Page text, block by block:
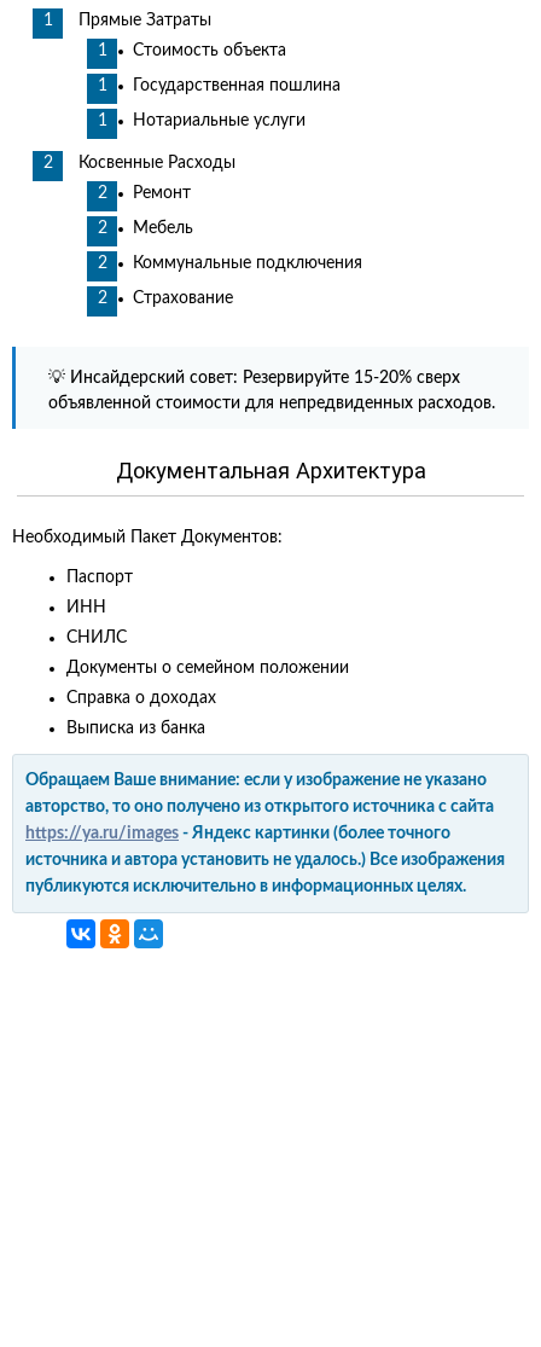
Прямые Затраты
Стоимость объекта
Государственная пошлина
Нотариальные услуги
Косвенные Расходы
Ремонт
Мебель
Коммунальные подключения
Страхование
💡 Инсайдерский совет: Резервируйте 15-20% сверх
объявленной стоимости для непредвиденных расходов.
Документальная Архитектура
Необходимый Пакет Документов:
Паспорт
ИНН
СНИЛС
Документы о семейном положении
Справка о доходах
Выписка из банка
Обращаем Ваше внимание: если у изображение не указано
авторство, то оно получено из открытого источника с сайта
https://ya.ru/images - Яндекс картинки (более точного
источника и автора установить не удалось.) Все изображения
публикуются исключительно в информационных целях.